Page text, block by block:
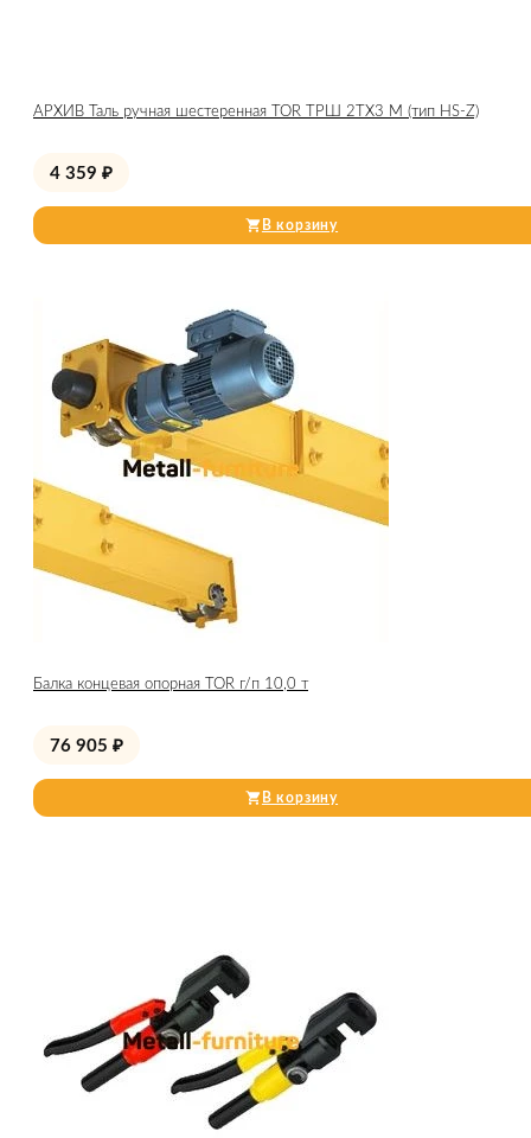
АРХИВ Таль ручная шестеренная TOR ТРШ 2ТХ3 М (тип HS-Z)
4 359 ₽
В корзину
Балка концевая опорная TOR г/п 10,0 т
76 905 ₽
В корзину